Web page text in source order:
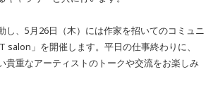
し、5月26日（木）には作家を招いてのコミュニ
salon」を開催します。平日の仕事終わりに、
貴重なアーティストのトークや交流をお楽しみ